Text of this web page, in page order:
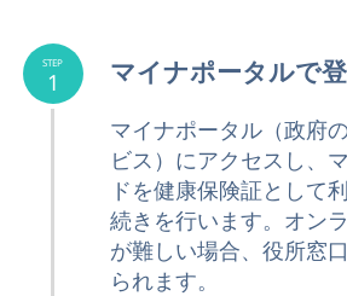
マイナポータルで
マイナポータル（政府
ビス）にアクセスし、
ドを健康保険証として
続きを行います。オン
が難しい場合、役所窓
られます。
STEP
1